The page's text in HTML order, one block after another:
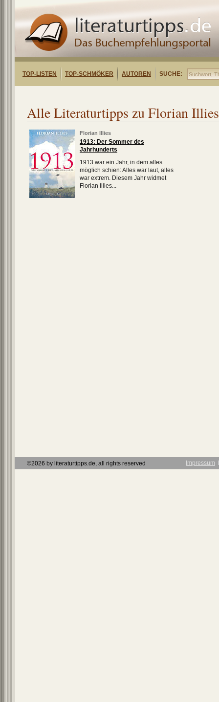
TOP-LISTEN TOP-SCHMÖKER AUTOREN SUCHE:
Alle Literaturtipps zu Florian Illies
Florian Illies
1913: Der Sommer des
Jahrhunderts
1913 war ein Jahr, in dem alles
möglich schien: Alles war laut, alles
war extrem. Diesem Jahr widmet
Florian Illies...
©2026 by literaturtipps.de, all rights reserved Impressum